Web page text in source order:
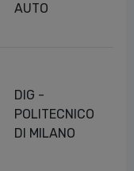
AUTO
DIG -
POLITECNICO
DI MILANO